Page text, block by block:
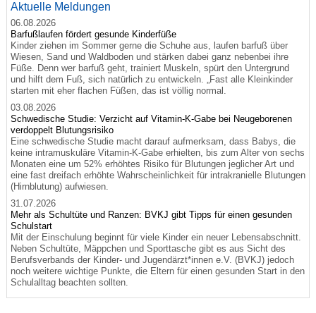
Aktuelle Meldungen
06.08.2026
Barfußlaufen fördert gesunde Kinderfüße
Kinder ziehen im Sommer gerne die Schuhe aus, laufen barfuß über
Wiesen, Sand und Waldboden und stärken dabei ganz nebenbei ihre
Füße. Denn wer barfuß geht, trainiert Muskeln, spürt den Untergrund
und hilft dem Fuß, sich natürlich zu entwickeln. „Fast alle Kleinkinder
starten mit eher flachen Füßen, das ist völlig normal.
03.08.2026
Schwedische Studie: Verzicht auf Vitamin-K-Gabe bei Neugeborenen
verdoppelt Blutungsrisiko
Eine schwedische Studie macht darauf aufmerksam, dass Babys, die
keine intramuskuläre Vitamin-K-Gabe erhielten, bis zum Alter von sechs
Monaten eine um 52% erhöhtes Risiko für Blutungen jeglicher Art und
eine fast dreifach erhöhte Wahrscheinlichkeit für intrakranielle Blutungen
(Hirnblutung) aufwiesen.
31.07.2026
Mehr als Schultüte und Ranzen: BVKJ gibt Tipps für einen gesunden
Schulstart
Mit der Einschulung beginnt für viele Kinder ein neuer Lebensabschnitt.
Neben Schultüte, Mäppchen und Sporttasche gibt es aus Sicht des
Berufsverbands der Kinder- und Jugendärzt*innen e.V. (BVKJ) jedoch
noch weitere wichtige Punkte, die Eltern für einen gesunden Start in den
Schulalltag beachten sollten.